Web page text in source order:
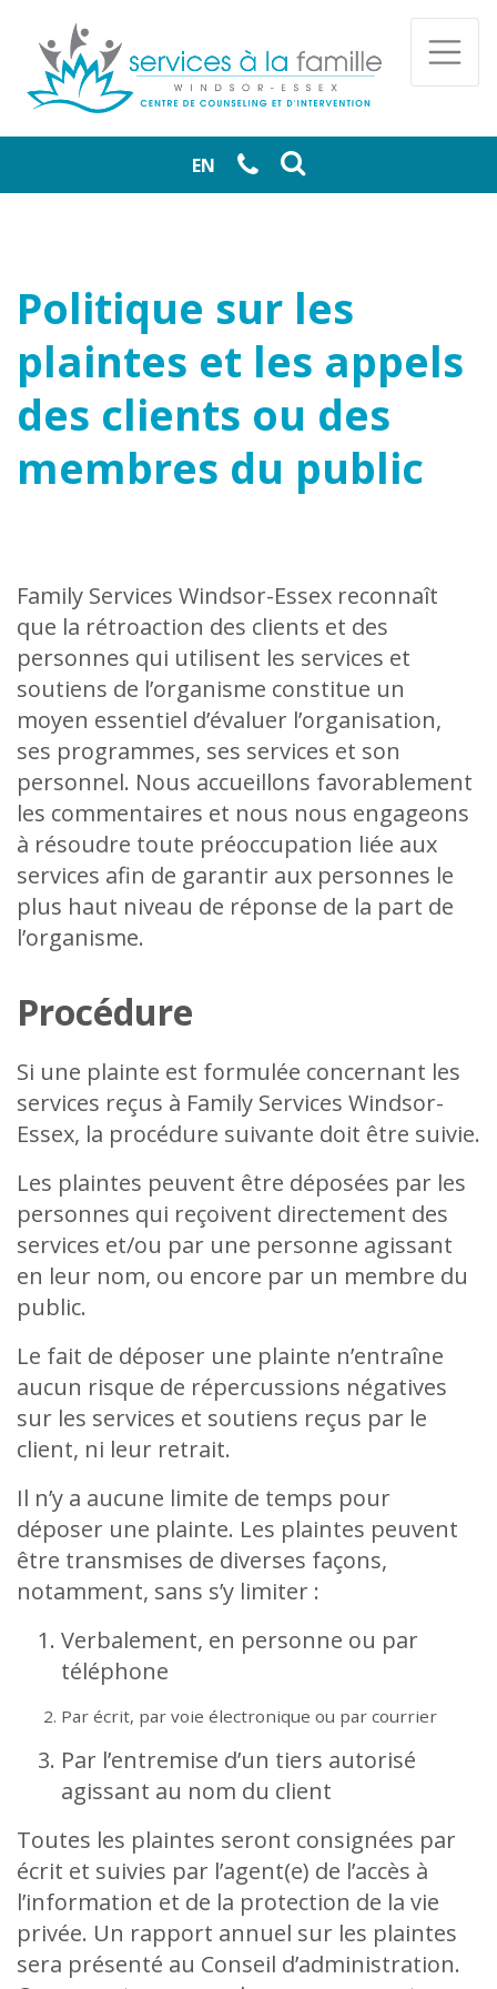
EN
Politique sur les
plaintes et les appels
des clients ou des
membres du public
Family Services Windsor-Essex reconnaît
que la rétroaction des clients et des
personnes qui utilisent les services et
soutiens de l’organisme constitue un
moyen essentiel d’évaluer l’organisation,
ses programmes, ses services et son
personnel. Nous accueillons favorablement
les commentaires et nous nous engageons
à résoudre toute préoccupation liée aux
services afin de garantir aux personnes le
plus haut niveau de réponse de la part de
l’organisme.
Procédure
Si une plainte est formulée concernant les
services reçus à Family Services Windsor-
Essex, la procédure suivante doit être suivie.
Les plaintes peuvent être déposées par les
personnes qui reçoivent directement des
services et/ou par une personne agissant
en leur nom, ou encore par un membre du
public.
Le fait de déposer une plainte n’entraîne
aucun risque de répercussions négatives
sur les services et soutiens reçus par le
client, ni leur retrait.
Il n’y a aucune limite de temps pour
déposer une plainte. Les plaintes peuvent
être transmises de diverses façons,
notamment, sans s’y limiter :
Verbalement, en personne ou par
téléphone
Par écrit, par voie électronique ou par courrier
Par l’entremise d’un tiers autorisé
agissant au nom du client
Toutes les plaintes seront consignées par
écrit et suivies par l’agent(e) de l’accès à
l’information et de la protection de la vie
privée. Un rapport annuel sur les plaintes
sera présenté au Conseil d’administration.